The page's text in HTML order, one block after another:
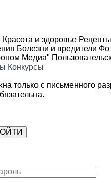
Красота и здоровье Рецепты
Болезни и вредители
Медиа"
Конкурсы
только с письменного